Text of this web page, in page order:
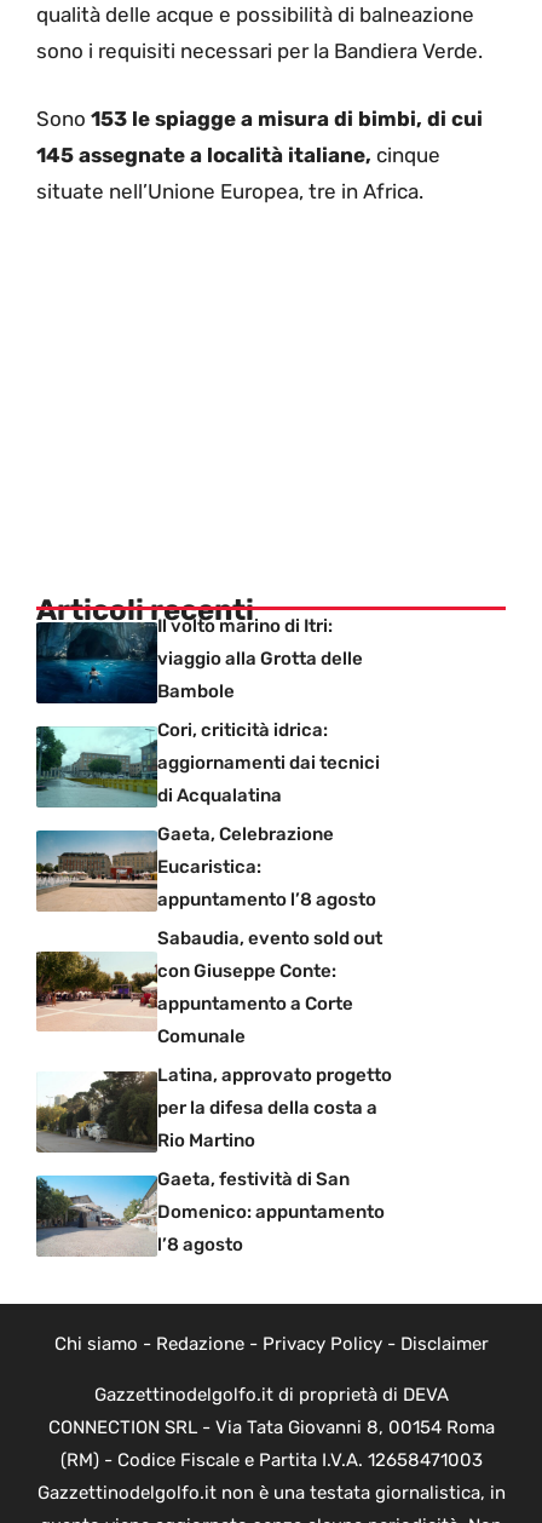
qualità delle acque e possibilità di balneazione
sono i requisiti necessari per la Bandiera Verde.
Sono 153 le spiagge a misura di bimbi, di cui
145 assegnate a località italiane, cinque
situate nell’Unione Europea, tre in Africa.
Articoli recenti
Il volto marino di Itri:
viaggio alla Grotta delle
Bambole
Cori, criticità idrica:
aggiornamenti dai tecnici
di Acqualatina
Gaeta, Celebrazione
Eucaristica:
appuntamento l’8 agosto
Sabaudia, evento sold out
con Giuseppe Conte:
appuntamento a Corte
Comunale
Latina, approvato progetto
per la difesa della costa a
Rio Martino
Gaeta, festività di San
Domenico: appuntamento
l’8 agosto
Chi siamo - Redazione- Privacy Policy- Disclaimer
Gazzettinodelgolfo.it di proprietà di DEVA
CONNECTION SRL - Via Tata Giovanni 8, 00154 Roma
(RM) - Codice Fiscale e Partita I.V.A. 12658471003
Gazzettinodelgolfo.it non è una testata giornalistica, in